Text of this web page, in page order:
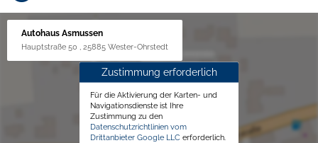
Autohaus Asmussen
Hauptstraße 50 , 25885 Wester-Ohrstedt
Zustimmung erforderlich
Für die Aktivierung der Karten- und
Navigationsdienste ist Ihre
Zustimmung zu den
Datenschutzrichtlinien vom
Drittanbieter Google LLC erforderlich.